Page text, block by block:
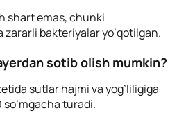
shart emas, chunki
bakteriyalar yo’qotilgan.
sotib olish mumkin?
sutlar hajmi va yog’liligiga
so’mgacha turadi.